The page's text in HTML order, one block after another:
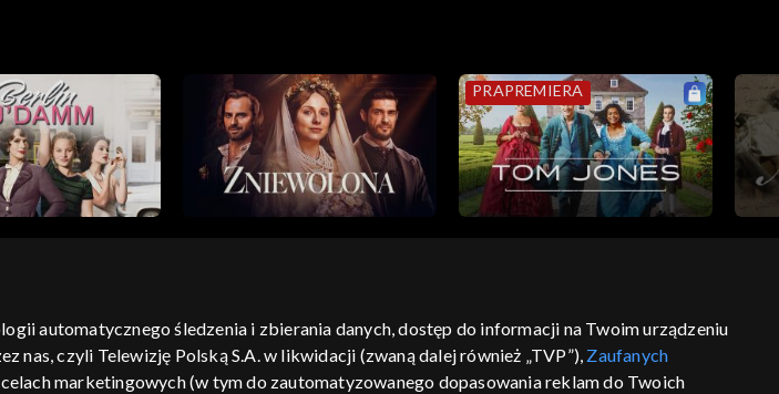
PRAPREMIERA
kontakt voucher dostępność informacje o dostawcy usług
automatycznego śledzenia i zbierania danych, dostęp do informacji na Twoim urządzeniu
czyli Telewizję Polską S.A. w likwidacji (zwaną dalej również „TVP”), Zaufanych
celach marketingowych (w tym do zautomatyzowanego dopasowania reklam do Twoich